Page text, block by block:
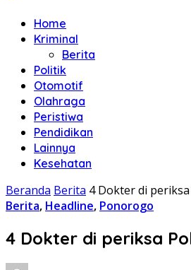
Home
Kriminal
Berita
Politik
Otomotif
Olahraga
Peristiwa
Pendidikan
Lainnya
Kesehatan
Beranda Berita 4 Dokter di
Berita, Headline, Ponorogo
4 Dokter di periksa